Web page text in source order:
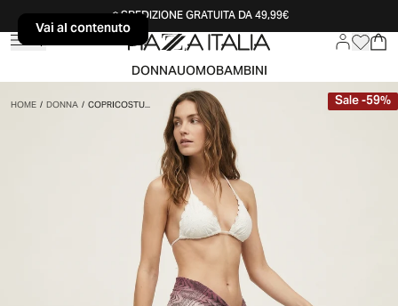
Vai al contenutoSPEDIZIONE GRATUITA DA 49,99€
DONNAUOMOBAMBINI
HOME/DONNA/COPRICOSTU... Sale-59%
Vai al contenuto